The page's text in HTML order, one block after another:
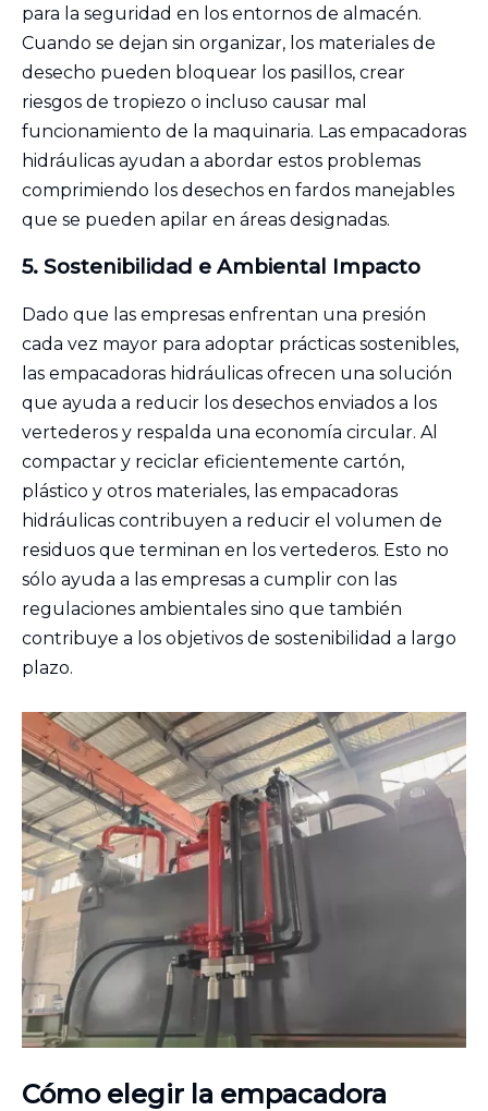
para la seguridad en los entornos de almacén.
Cuando se dejan sin organizar, los materiales de
desecho pueden bloquear los pasillos, crear
riesgos de tropiezo o incluso causar mal
funcionamiento de la maquinaria. Las empacadoras
hidráulicas ayudan a abordar estos problemas
comprimiendo los desechos en fardos manejables
que se pueden apilar en áreas designadas.
5. Sostenibilidad e Ambiental Impacto
Dado que las empresas enfrentan una presión
cada vez mayor para adoptar prácticas sostenibles,
las empacadoras hidráulicas ofrecen una solución
que ayuda a reducir los desechos enviados a los
vertederos y respalda una economía circular. Al
compactar y reciclar eficientemente cartón,
plástico y otros materiales, las empacadoras
hidráulicas contribuyen a reducir el volumen de
residuos que terminan en los vertederos. Esto no
sólo ayuda a las empresas a cumplir con las
regulaciones ambientales sino que también
contribuye a los objetivos de sostenibilidad a largo
plazo.
Cómo elegir la empacadora